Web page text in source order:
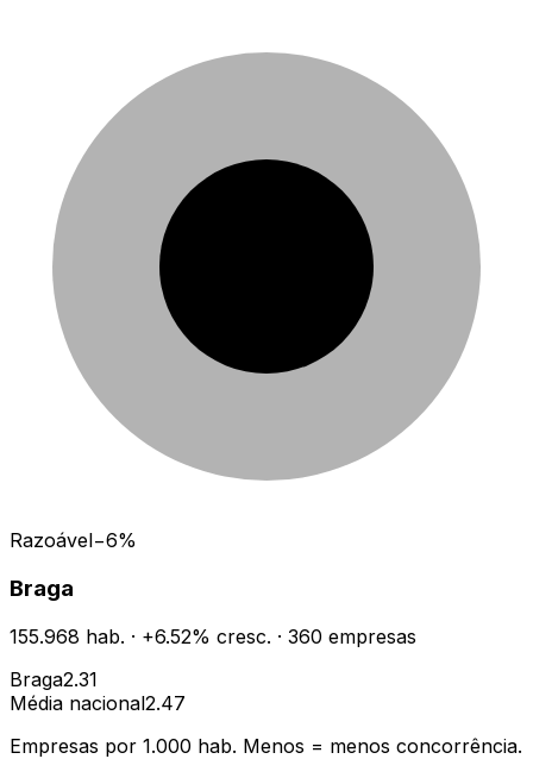
Razoável−6%
Braga
155.968 hab. · +6.52% cresc. · 360 empresas
Braga2.31
Média nacional2.47
Empresas por 1.000 hab. Menos = menos concorrência.